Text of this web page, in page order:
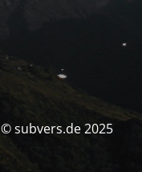
© subvers.de 2025